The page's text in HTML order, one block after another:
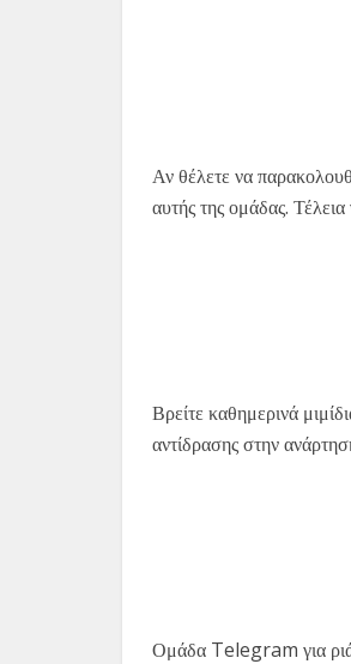
Danish
Ukrainian
Αν θέλετε να
αυτής της ομάδας.
Βρείτε καθημερινά
αντίδρασης στην
Ομάδα Telegram για